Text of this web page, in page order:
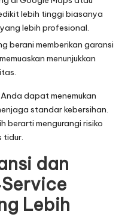
lebih tinggi biasanya
lebih profesional.
berani memberikan garansi
menunjukkan
dapat menemukan
standar kebersihan.
berarti mengurangi risiko
tidur.
dan
Lebih